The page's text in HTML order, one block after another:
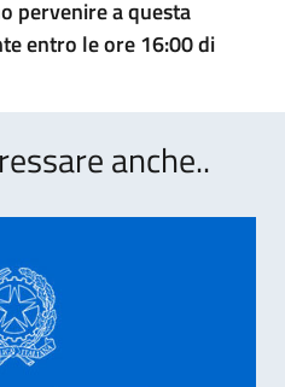
pervenire a questa
entro le ore 16:00 di
anche..